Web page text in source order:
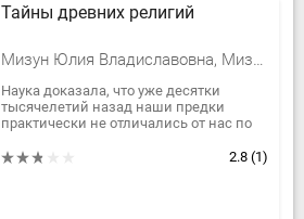
Тайны древних религий
Мизун Юлия Владиславовна, Мизун Юрий Гаврилович
Наука доказала, что уже десятки
тысячелетий назад наши предки
практически не отличались от нас по
философы склонялись к мысли, что...
2.8 (1)